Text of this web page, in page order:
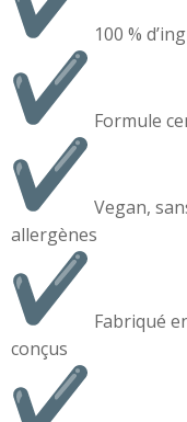
100 %
Formule
Vegan,
allergènes
Fabriqué
conçus